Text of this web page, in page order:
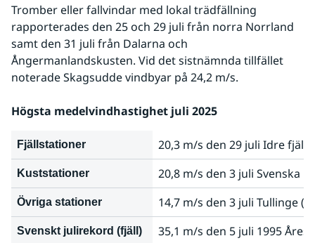
Tromber eller fallvindar med lokal trädfällning
rapporterades den 25 och 29 juli från norra Norrland
samt den 31 juli från Dalarna och
Ångermanlandskusten. Vid det sistnämnda tillfället
noterade Skagsudde vindbyar på 24,2 m/s.
Högsta medelvindhastighet juli 2025
Fjällstationer 20,3 m/s den 29 juli Idre fjäll
Kuststationer 20,8 m/s den 3 juli Svenska
Övriga stationer 14,7 m/s den 3 juli Tullinge
Svenskt julirekord (fjäll) 35,1 m/s den 5 juli 1995